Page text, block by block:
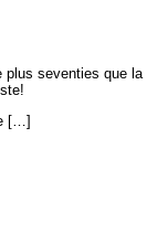
plus seventies que la
[…]